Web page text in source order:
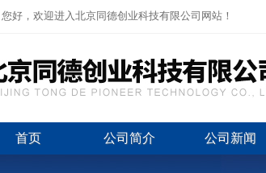
您好，欢迎进入北京同德创业科技有限公司网站！
首页 公司简介 公司新闻